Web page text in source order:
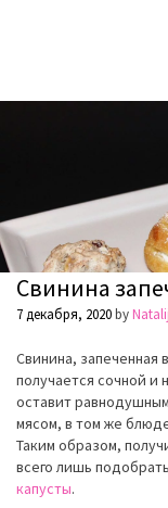
Свинина
7 декабря, 2020by
Свинина, запеченная
получается сочной и
оставит
мясом, в том же
Таким образом,
всего лишь
капусты.